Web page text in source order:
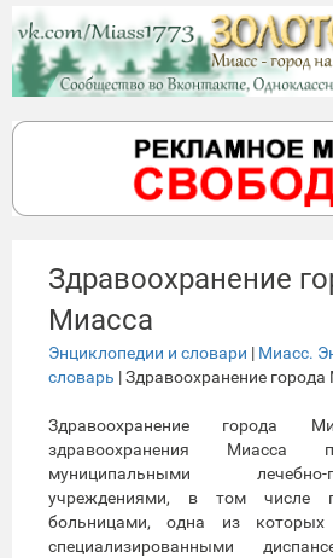
Здравоохранение
Миасса
Энциклопедии и словари | Миасс.
словарь | Здравоохранение города
Здравоохранение города
здравоохранения Миасса
муниципальными лечебно-
учреждениями, в том числе
больницами, одна из
специализированными